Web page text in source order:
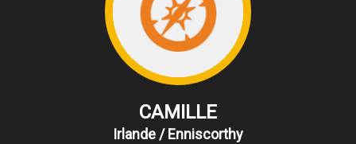
CAMILLE
Irlande / Enniscorthy